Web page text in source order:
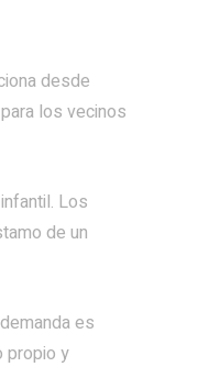
desde
los vecinos
Los
de un
es
propio y